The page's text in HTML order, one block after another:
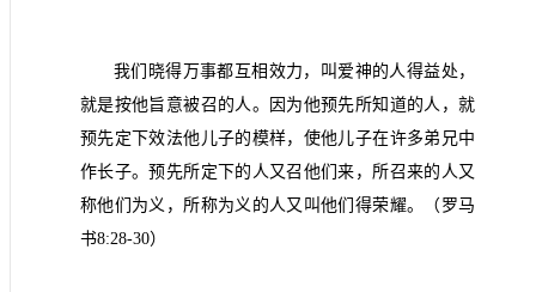
我们晓得万事都互相效力，叫爱神的人得益处，
就是按他旨意被召的人。因为他预先所知道的人，就
预先定下效法他儿子的模样，使他儿子在许多弟兄中
作长子。预先所定下的人又召他们来，所召来的人又
称他们为义，所称为义的人又叫他们得荣耀。（罗马
书8:28-30）